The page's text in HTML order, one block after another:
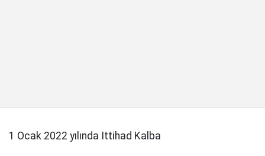
1 Ocak 2022 yılında Ittihad Kalba